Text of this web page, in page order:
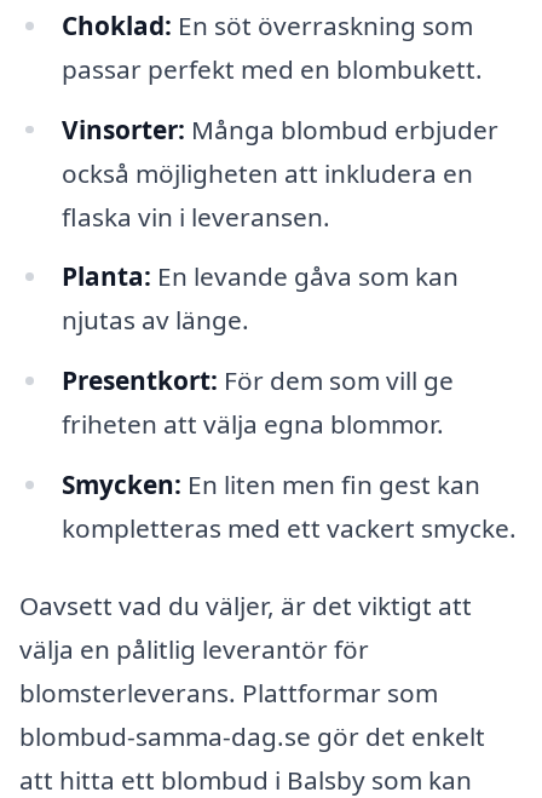
Choklad: En söt överraskning som
passar perfekt med en blombukett.
Vinsorter: Många blombud erbjuder
också möjligheten att inkludera en
flaska vin i leveransen.
Planta: En levande gåva som kan
njutas av länge.
Presentkort: För dem som vill ge
friheten att välja egna blommor.
Smycken: En liten men fin gest kan
kompletteras med ett vackert smycke.
Oavsett vad du väljer, är det viktigt att
välja en pålitlig leverantör för
blomsterleverans. Plattformar som
blombud-samma-dag.se gör det enkelt
att hitta ett blombud i Balsby som kan